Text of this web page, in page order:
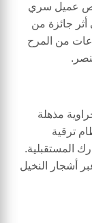
قناص عميل سري
أثر جائزة من
من المرح
مذهلة
ترقية
المستقبلية.
أشجار النخيل